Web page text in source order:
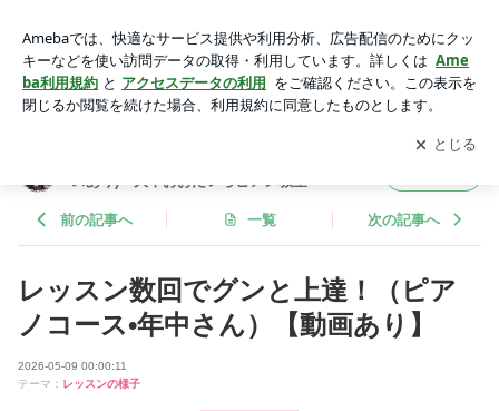
画あり】 | 愛知県豊田市ピアノ教室(育脳プレピアノコースあ
り)・大平おおだいらピアノ教室
アプリをダウンロードして ブログの更新通知
を受け取りまし
ょう。
開く
スあり)・大平おおだいらピアノ教室
前の記事へ 一覧 次の記事へ
レッスン数回でグンと上達！（ピア
ノコース•年中さん）【動画あり】
2026-05-09 00:00:11
テーマ： レッスンの様子